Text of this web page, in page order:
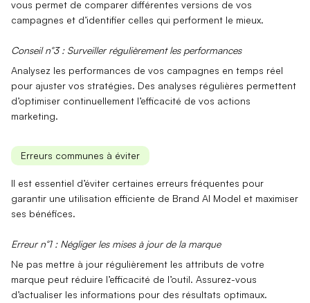
vous permet de comparer différentes versions de vos
campagnes et d’identifier celles qui performent le mieux.
Conseil n°3 : Surveiller régulièrement les performances
Analysez les performances de vos campagnes en temps réel
pour ajuster vos stratégies. Des analyses régulières permettent
d’optimiser continuellement l’efficacité de vos actions
marketing.
Erreurs communes à éviter
Il est essentiel d’éviter certaines erreurs fréquentes pour
garantir une utilisation efficiente de Brand AI Model et maximiser
ses bénéfices.
Erreur n°1 : Négliger les mises à jour de la marque
Ne pas mettre à jour régulièrement les attributs de votre
marque peut réduire l’efficacité de l’outil. Assurez-vous
d’actualiser les informations pour des résultats optimaux.